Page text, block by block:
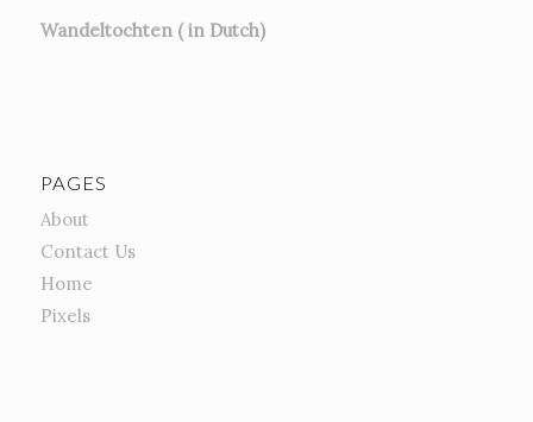
Wandeltochten ( in Dutch)
PAGES
About
Contact Us
Home
Pixels